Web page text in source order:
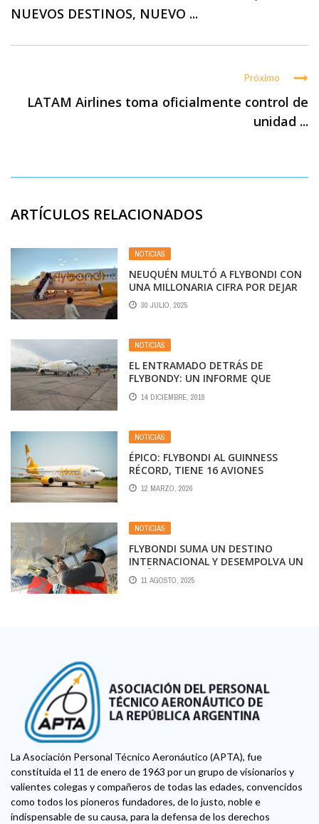
NUEVOS DESTINOS, NUEVO ...
Próximo
LATAM Airlines toma oficialmente control de
unidad ...
ARTÍCULOS RELACIONADOS
NOTICIAS
NEUQUÉN MULTÓ A FLYBONDI CON
UNA MILLONARIA CIFRA POR DEJAR
VARADOS A PASAJEROS
30 JULIO, 2025
NOTICIAS
EL ENTRAMADO DETRÁS DE
FLYBONDY: UN INFORME QUE
MUESTRA LA ENTREGA DE
SOBERANÍA NACIONAL
14 DICIEMBRE, 2018
NOTICIAS
ÉPICO: FLYBONDI AL GUINNESS
RÉCORD, TIENE 16 AVIONES
PARADOS DE UNA FLOTA DE 23.
12 MARZO, 2026
NOTICIAS
FLYBONDI SUMA UN DESTINO
INTERNACIONAL Y DESEMPOLVA UN
AVIÓN COMO PARTE DE UN NUEVO
TIEMPO OPERATIVO
11 AGOSTO, 2025
La Asociación Personal Técnico Aeronáutico (APTA), fue
constituida el 11 de enero de 1963 por un grupo de visionarios y
valientes colegas y compañeros de todas las edades, convencidos
como todos los pioneros fundadores, de lo justo, noble e
indispensable de su causa, para la defensa de los derechos